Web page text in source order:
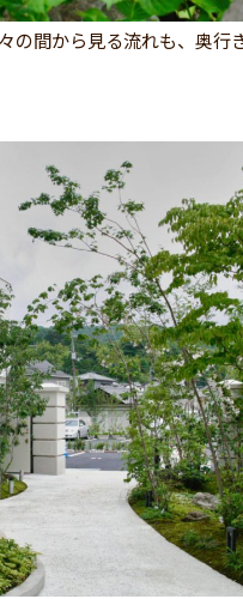
の間から見る流れも、奥行